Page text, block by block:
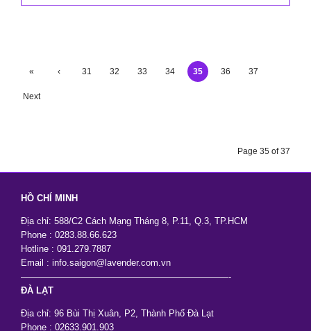
«
First
‹ 31 32 33 34 35 36 37
Next
Page 35 of 37
HỒ CHÍ MINH
Địa chỉ: 588/C2 Cách Mạng Tháng 8, P.11, Q.3, TP.HCM
Phone : 0283.88.66.623
Hotline : 091.279.7887
Email : info.saigon@lavender.com.vn
———————————————————————-
ĐÀ LẠT
Địa chỉ: 96 Bùi Thị Xuân, P2, Thành Phố Đà Lạt
Phone : 02633.901.903